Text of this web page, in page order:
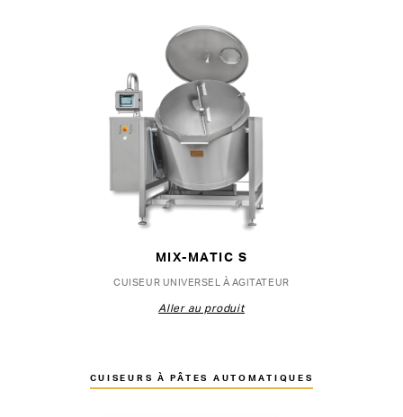
MIX-MATIC S
CUISEUR UNIVERSEL À AGITATEUR
Aller au produit
CUISEURS À PÂTES AUTOMATIQUES